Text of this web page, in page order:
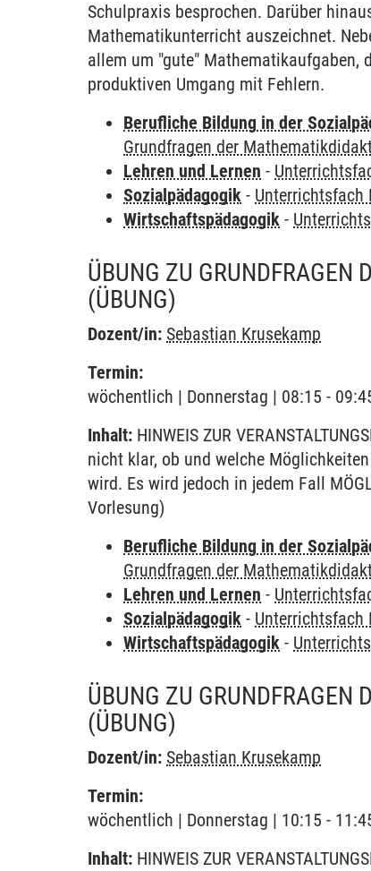
Schulpraxis besprochen. Darüber
Mathematikunterricht auszeichnet.
allem um "gute" Mathematikaufgaben,
produktiven Umgang mit Fehlern.
Berufliche Bildung in der
Grundfragen der
Lehren und Lernen -
Sozialpädagogik - Unterrichtsfach
Wirtschaftspädagogik -
ÜBUNG ZU GRUNDFRAGEN
(ÜBUNG)
Dozent/in: Sebastian Krusekamp
Termin:
wöchentlich | Donnerstag | 08:15 -
Inhalt: HINWEIS ZUR
nicht klar, ob und welche
wird. Es wird jedoch in jedem Fall
Vorlesung)
Berufliche Bildung in der
Grundfragen der
Lehren und Lernen -
Sozialpädagogik - Unterrichtsfach
Wirtschaftspädagogik -
ÜBUNG ZU GRUNDFRAGEN
(ÜBUNG)
Dozent/in: Sebastian Krusekamp
Termin:
wöchentlich | Donnerstag | 10:15 -
Inhalt: HINWEIS ZUR